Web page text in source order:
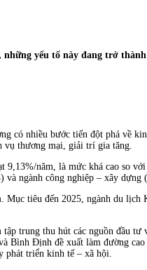
yếu tố này đang trở
có nhiều bước tiến đột phá về
vụ thương mại, giải trí gia tăng.
năm, là mức khá cao so
ngành công nghiệp – xây dựng
tiêu đến 2025, ngành du
trung thu hút các nguồn đầu
Định đề xuất làm đường
phát triển kinh tế – xã hội.